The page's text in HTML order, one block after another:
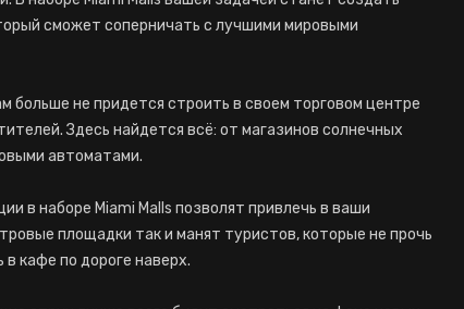
сможет соперничать с лучшими мировыми
больше не придется строить в своем торговом центре
Здесь найдется всё: от магазинов солнечных
автоматами.
в наборе Miami Malls позволят привлечь в ваши
площадки так и манят туристов, которые не прочь
в кафе по дороге наверх.